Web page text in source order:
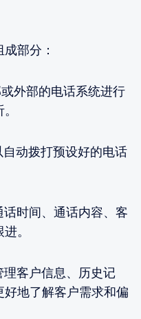
部分：
外部的电话系统进行
自动拨打预设好的电话
时间、通话内容、客
。
理客户信息、历史记
地了解客户需求和偏